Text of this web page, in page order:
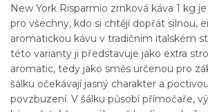
New York Risparmio zrnková káva 1 kg
pro všechny, kdo si chtějí dopřát silnou,
aromatickou kávu v tradičním italském
této varianty ji představuje jako extra
aromatic, tedy jako směs určenou pro
šálku očekávají jasný charakter a
povzbuzení. V šálku působí přímočaře,